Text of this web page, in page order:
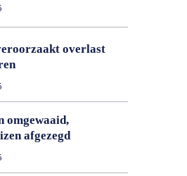
overlast
omgewaaid,
afgezegd